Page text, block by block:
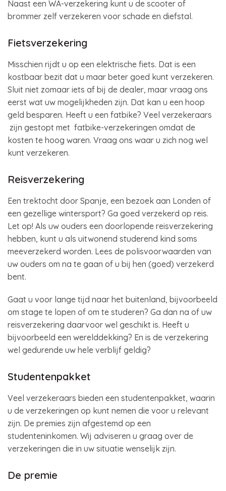
Naast een WA-verzekering kunt u de scooter of
brommer zelf verzekeren voor schade en diefstal.
Fietsverzekering
Misschien rijdt u op een elektrische fiets. Dat is een
kostbaar bezit dat u maar beter goed kunt verzekeren.
Sluit niet zomaar iets af bij de dealer, maar vraag ons
eerst wat uw mogelijkheden zijn. Dat kan u een hoop
geld besparen. Heeft u een fatbike? Veel verzekeraars
zijn gestopt met fatbike-verzekeringen omdat de
kosten te hoog waren. Vraag ons waar u zich nog wel
kunt verzekeren.
Reisverzekering
Een trektocht door Spanje, een bezoek aan Londen of
een gezellige wintersport? Ga goed verzekerd op reis.
Let op! Als uw ouders een doorlopende reisverzekering
hebben, kunt u als uitwonend studerend kind soms
meeverzekerd worden. Lees de polisvoorwaarden van
uw ouders om na te gaan of u bij hen (goed) verzekerd
bent.
Gaat u voor lange tijd naar het buitenland, bijvoorbeeld
om stage te lopen of om te studeren? Ga dan na of uw
reisverzekering daarvoor wel geschikt is. Heeft u
bijvoorbeeld een werelddekking? En is de verzekering
wel gedurende uw hele verblijf geldig?
Studentenpakket
Veel verzekeraars bieden een studentenpakket, waarin
u de verzekeringen op kunt nemen die voor u relevant
zijn. De premies zijn afgestemd op een
studenteninkomen. Wij adviseren u graag over de
verzekeringen die in uw situatie wenselijk zijn.
De premie